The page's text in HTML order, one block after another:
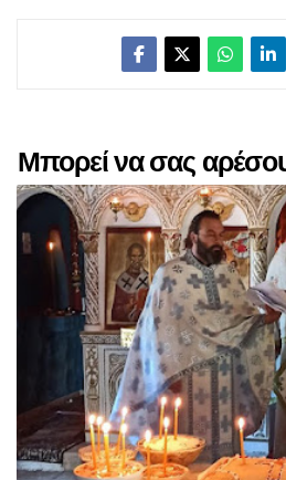
Μπορεί να σας
αναρτήσεις